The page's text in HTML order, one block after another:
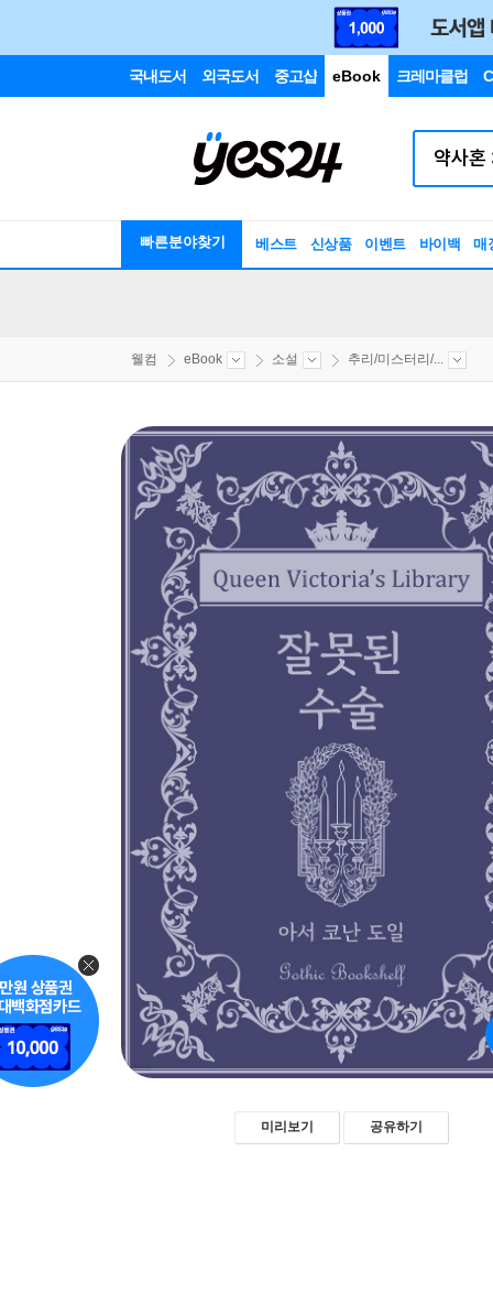
국내도서 외국도서 중고샵 eBook 크레마클럽
빠른분야찾기 베스트 신상품 이벤트 바이백 매
웰컴 eBook 소설 추리/미스터리/...
미리보기 공유하기